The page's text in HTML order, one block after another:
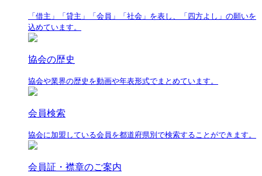
「借主」「貸主」「会員」「社会」を表し、「四方よし」の願いを
込めています。
協会の歴史
協会や業界の歴史を動画や年表形式でまとめています。
会員検索
協会に加盟している会員を都道府県別で検索することができます。
会員証・襟章のご案内